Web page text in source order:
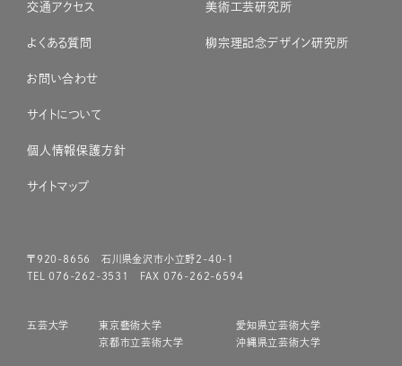
交通アクセス
よくある質問
お問い合わせ
サイトについて
個人情報保護方針
サイトマップ
美術工芸研究所
柳宗理記念デザイン研究所
〒920-8656 石川県金沢市小立野2-40-1
TEL 076-262-3531 FAX 076-262-6594
五芸大学 東京藝術大学
愛知県立芸術大学
京都市立芸術大学
沖縄県立芸術大学